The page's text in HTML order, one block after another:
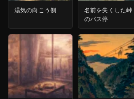
湯気の向こう側
名前を失くした峠
のバス停